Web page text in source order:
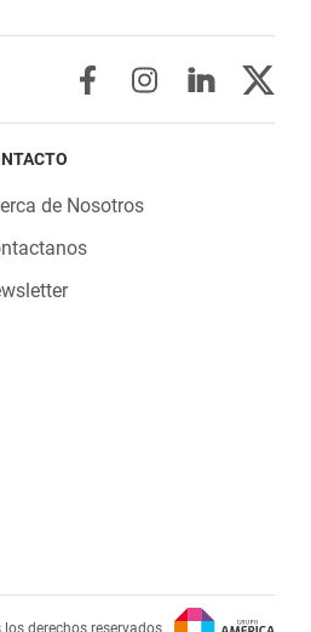
de Nosotros
los derechos reservados